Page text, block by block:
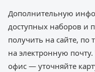
Дополнительную
доступных наборов и
получить на сайте, по
на электронную
офис — уточняйте